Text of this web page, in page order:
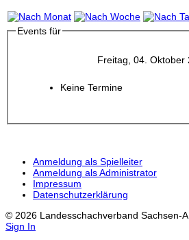
Events für
Freitag, 04. Oktober
Keine Termine
Anmeldung als Spielleiter
Anmeldung als Administrator
Impressum
Datenschutzerklärung
© 2026 Landesschachverband Sachsen-
Sign In